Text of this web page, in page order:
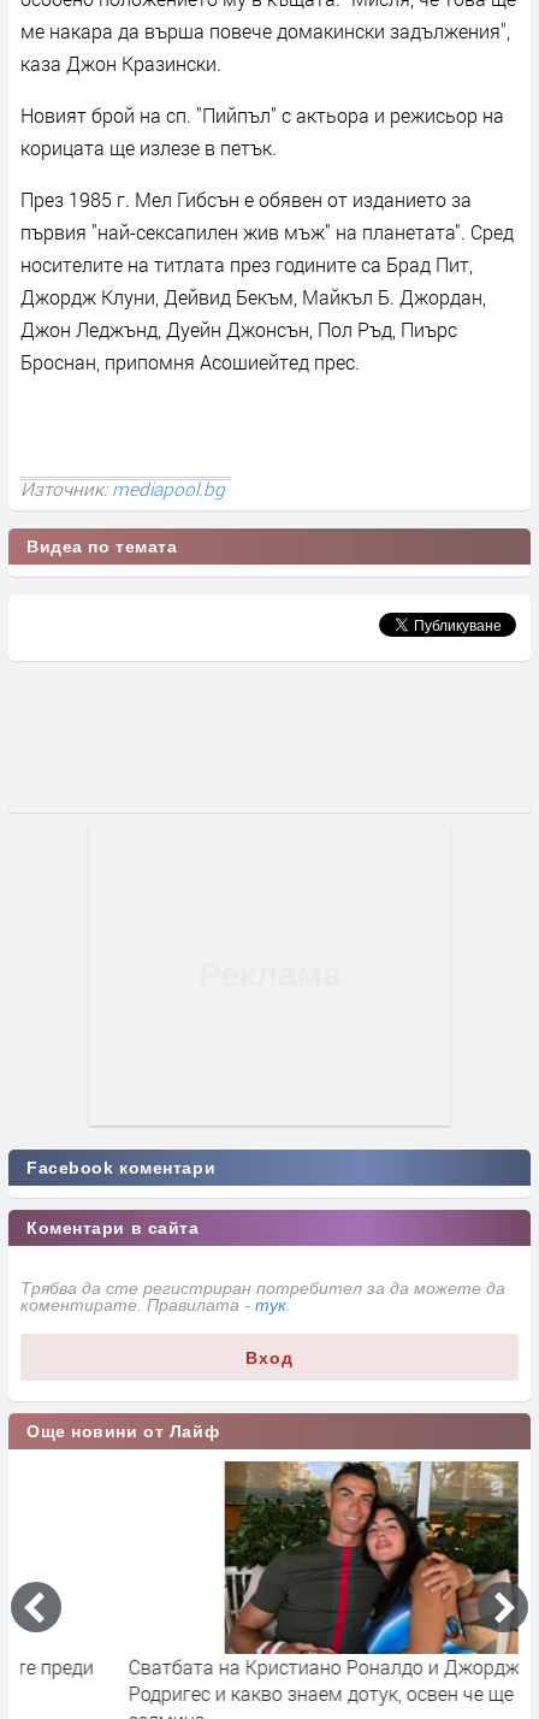
ме накара да върша повече домакински задължения",
каза Джон Кразински.
Новият брой на сп. "Пийпъл" с актьора и режисьор на
корицата ще излезе в петък.
През 1985 г. Мел Гибсън е обявен от изданието за
първия "най-сексапилен жив мъж" на планетата". Сред
носителите на титлата през годините са Брад Пит,
Джордж Клуни, Дейвид Бекъм, Майкъл Б. Джордан,
Джон Леджънд, Дуейн Джонсън, Пол Ръд, Пиърс
Броснан, припомня Асошиейтед прес.
Източник:mediapool.bg
Видеа по темата
Facebook коментари
Коментари в сайта
Трябва да сте регистриран потребител за да можете да
коментирате. Правилата - тук
Вход
Още новини от Лайф
Сватбата на Кристиано Роналдо и Джорджина
Родригес и какво знаем дотук, освен че ще е другата